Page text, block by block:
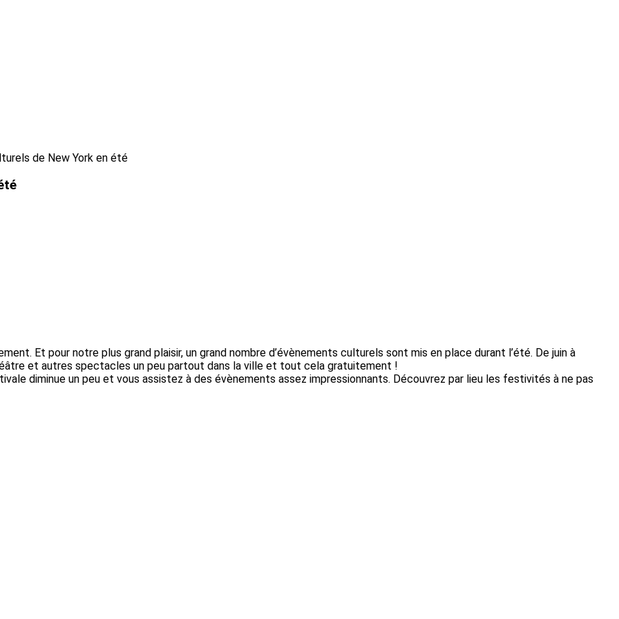
de New York en été
Et pour notre plus grand plaisir, un grand nombre d’évènements culturels sont mis en place durant l’été. De juin à
et autres spectacles un peu partout dans la ville et tout cela gratuitement !
diminue un peu et vous assistez à des évènements assez impressionnants. Découvrez par lieu les festivités à ne pas